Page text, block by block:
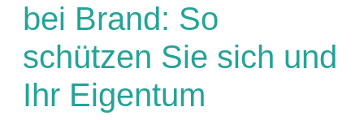
bei Brand: So
schützen Sie sich und
Ihr Eigentum